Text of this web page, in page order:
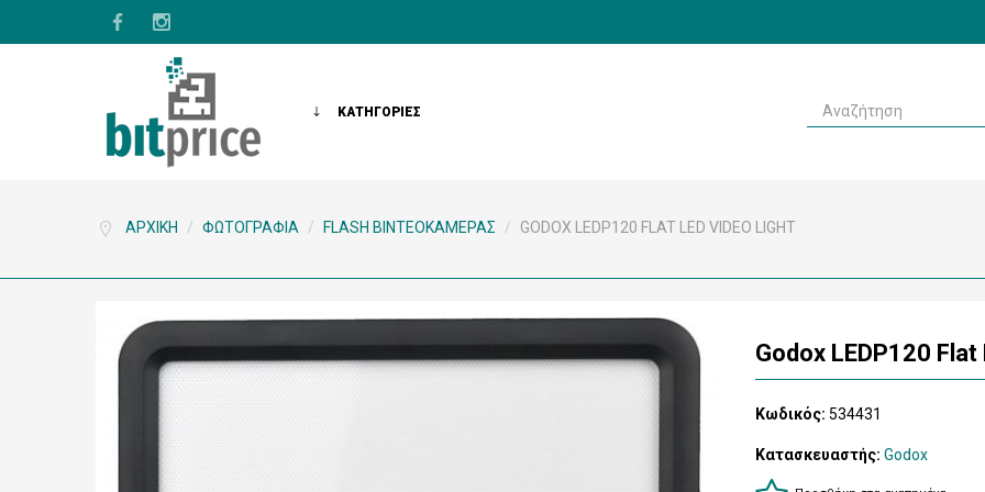
ΚΑΤΗΓΟΡΙΕΣ
ΑΡΧΙΚΉ / ΦΩΤΟΓΡΑΦΊΑ / FLASH ΒΙΝΤΕΟΚΆΜΕΡΑΣ / GODOX LEDP120 FLAT LED VIDEO LIGHT
Godox LEDP120
Κωδικός: 534431
Κατασκευαστής: Godox